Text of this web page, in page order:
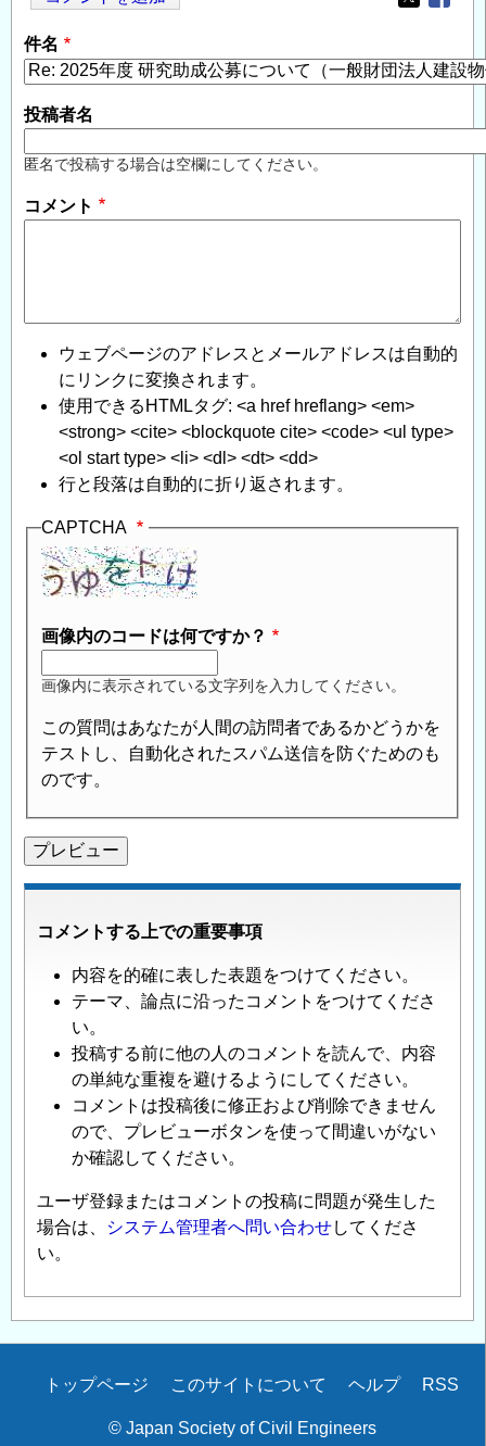
Opens in
件名
投稿者名
匿名で投稿する場合は空欄にしてください。
コメント
ウェブページのアドレスとメールアドレスは自動的
にリンクに変換されます。
使用できるHTMLタグ: <a href hreflang> <em>
<strong> <cite> <blockquote cite> <code> <ul type>
<ol start type> <li> <dl> <dt> <dd>
行と段落は自動的に折り返されます。
CAPTCHA
画像内のコードは何ですか？
画像内に表示されている文字列を入力してください。
この質問はあなたが人間の訪問者であるかどうかを
テストし、自動化されたスパム送信を防ぐためのも
のです。
コメントする上での重要事項
内容を的確に表した表題をつけてください。
テーマ、論点に沿ったコメントをつけてくださ
い。
投稿する前に他の人のコメントを読んで、内容
の単純な重複を避けるようにしてください。
コメントは投稿後に修正および削除できません
ので、プレビューボタンを使って間違いがない
か確認してください。
ユーザ登録またはコメントの投稿に問題が発生した
場合は、
システム管理者へ問い合わせしてくださ
い。
Secondary
トップページ このサイトについて ヘルプ RSS
© Japan Society of Civil Engineers